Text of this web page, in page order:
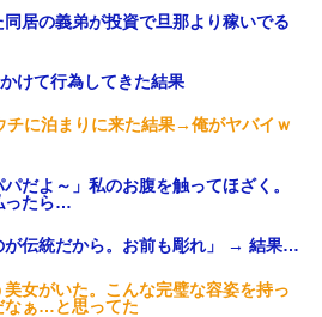
居の義弟が投資で旦那より稼いでる
けて行為してきた結果
チに泊まりに来た結果→俺がヤバイｗ
だよ～」私のお腹を触ってほざく。
ったら…
が伝統だから。お前も彫れ」 → 結果…
女がいた。こんな完璧な容姿を持っ
なぁ…と思ってた